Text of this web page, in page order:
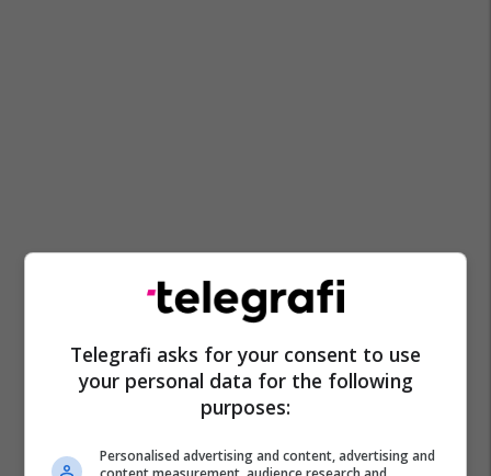
Telegrafi asks for your consent to use
your personal data for the following
purposes:
Personalised advertising and content, advertising and